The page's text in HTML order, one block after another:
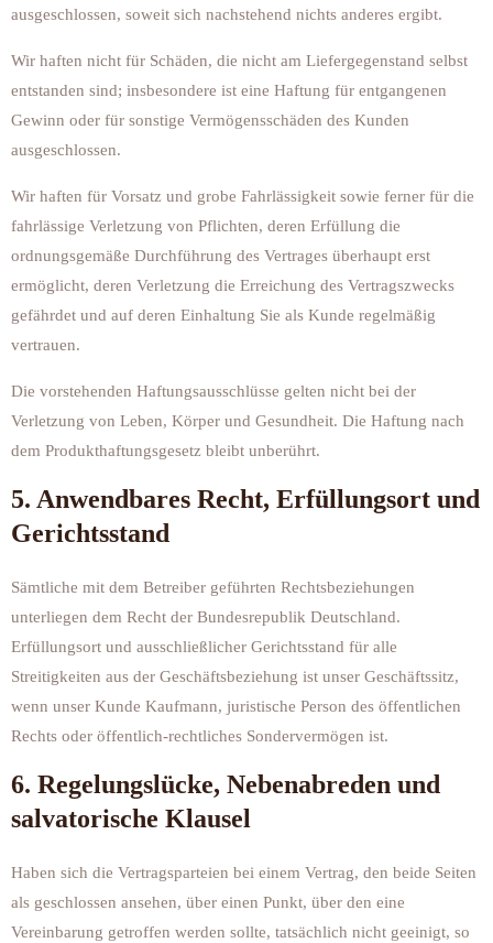
ausgeschlossen, soweit sich nachstehend nichts anderes ergibt.
Wir haften nicht für Schäden, die nicht am Liefergegenstand selbst
entstanden sind; insbesondere ist eine Haftung für entgangenen
Gewinn oder für sonstige Vermögensschäden des Kunden
ausgeschlossen.
Wir haften für Vorsatz und grobe Fahrlässigkeit sowie ferner für die
fahrlässige Verletzung von Pflichten, deren Erfüllung die
ordnungsgemäße Durchführung des Vertrages überhaupt erst
ermöglicht, deren Verletzung die Erreichung des Vertragszwecks
gefährdet und auf deren Einhaltung Sie als Kunde regelmäßig
vertrauen.
Die vorstehenden Haftungsausschlüsse gelten nicht bei der
Verletzung von Leben, Körper und Gesundheit. Die Haftung nach
dem Produkthaftungsgesetz bleibt unberührt.
5. Anwendbares Recht, Erfüllungsort und
Gerichtsstand
Sämtliche mit dem Betreiber geführten Rechtsbeziehungen
unterliegen dem Recht der Bundesrepublik Deutschland.
Erfüllungsort und ausschließlicher Gerichtsstand für alle
Streitigkeiten aus der Geschäftsbeziehung ist unser Geschäftssitz,
wenn unser Kunde Kaufmann, juristische Person des öffentlichen
Rechts oder öffentlich-rechtliches Sondervermögen ist.
6. Regelungslücke, Nebenabreden und
salvatorische Klausel
Haben sich die Vertragsparteien bei einem Vertrag, den beide Seiten
als geschlossen ansehen, über einen Punkt, über den eine
Vereinbarung getroffen werden sollte, tatsächlich nicht geeinigt, so